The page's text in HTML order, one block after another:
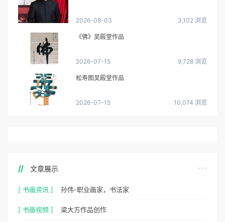
2026-08-03 3,102 浏览
《佛》吴殿堂作品
2026-07-15 9,728 浏览
松寿图吴殿堂作品
2026-07-15 10,074 浏览
文章展示
[ 书画资讯 ] 孙伟-职业画家，书法家
[ 书画视频 ] 梁大方作品创作